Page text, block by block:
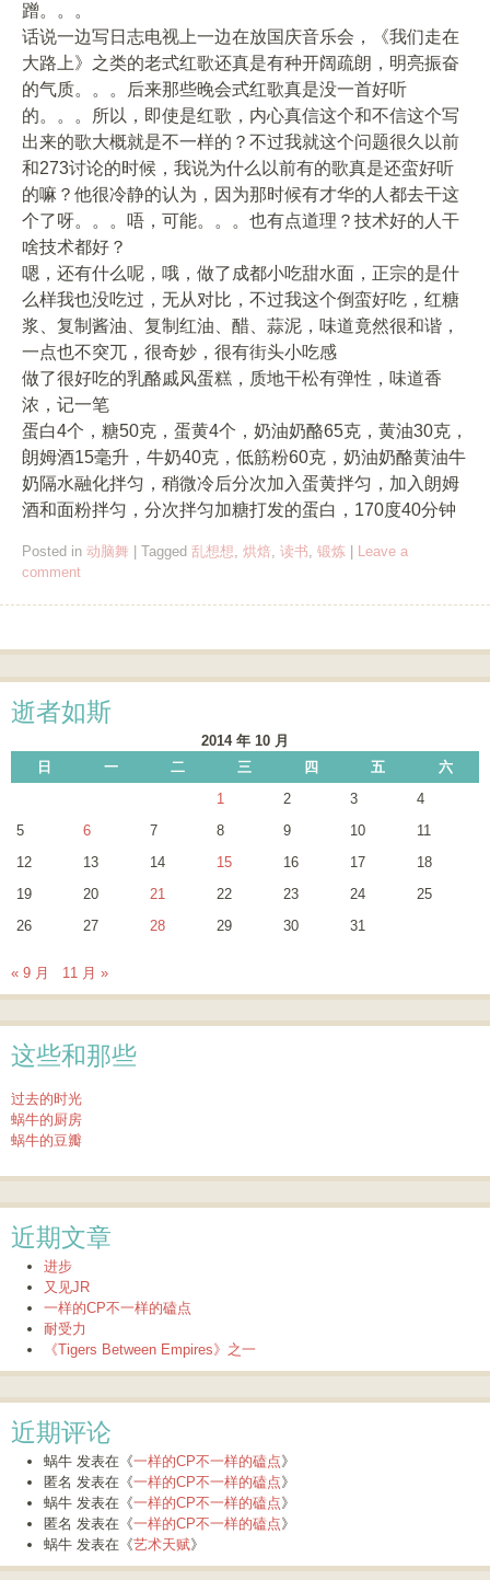
蹭。。。
话说一边写日志电视上一边在放国庆音乐会，《我们走在
大路上》之类的老式红歌还真是有种开阔疏朗，明亮振奋
的气质。。。后来那些晚会式红歌真是没一首好听
的。。。所以，即使是红歌，内心真信这个和不信这个写
出来的歌大概就是不一样的？不过我就这个问题很久以前
和273讨论的时候，我说为什么以前有的歌真是还蛮好听
的嘛？他很冷静的认为，因为那时候有才华的人都去干这
个了呀。。。唔，可能。。。也有点道理？技术好的人干
啥技术都好？
嗯，还有什么呢，哦，做了成都小吃甜水面，正宗的是什
么样我也没吃过，无从对比，不过我这个倒蛮好吃，红糖
浆、复制酱油、复制红油、醋、蒜泥，味道竟然很和谐，
一点也不突兀，很奇妙，很有街头小吃感
做了很好吃的乳酪戚风蛋糕，质地干松有弹性，味道香
浓，记一笔
蛋白4个，糖50克，蛋黄4个，奶油奶酪65克，黄油30克，
朗姆酒15毫升，牛奶40克，低筋粉60克，奶油奶酪黄油牛
奶隔水融化拌匀，稍微冷后分次加入蛋黄拌匀，加入朗姆
酒和面粉拌匀，分次拌匀加糖打发的蛋白，170度40分钟
Posted in 动脑舞 Tagged 乱想想, 烘焙, 读书, 锻炼
Leave a
comment
Post navigation
逝者如斯
2014 年 10 月
日
一 二 三 四 五
六
1
2 3
4
5
6 7 8 9 10
11
12
13 14 15 16 17
18
19
20 21 22 23 24
25
26
27 28 29 30 31
« 9 月 11 月 »
这些和那些
过去的时光
蜗牛的厨房
蜗牛的豆瓣
近期文章
进步
又见JR
一样的CP不一样的磕点
耐受力
《Tigers Between Empires》之一
近期评论
蜗牛 发表在《一样的CP不一样的磕点》
匿名 发表在《一样的CP不一样的磕点》
蜗牛 发表在《一样的CP不一样的磕点》
匿名 发表在《一样的CP不一样的磕点》
蜗牛 发表在《艺术天赋》